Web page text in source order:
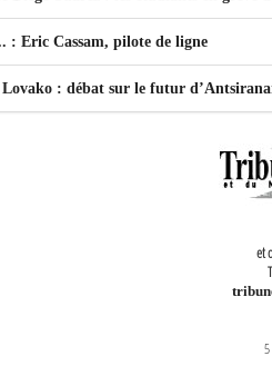
: Eric Cassam, pilote de ligne
Lovako : débat sur le futur
et